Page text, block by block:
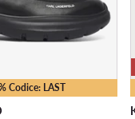
Codice: LAST